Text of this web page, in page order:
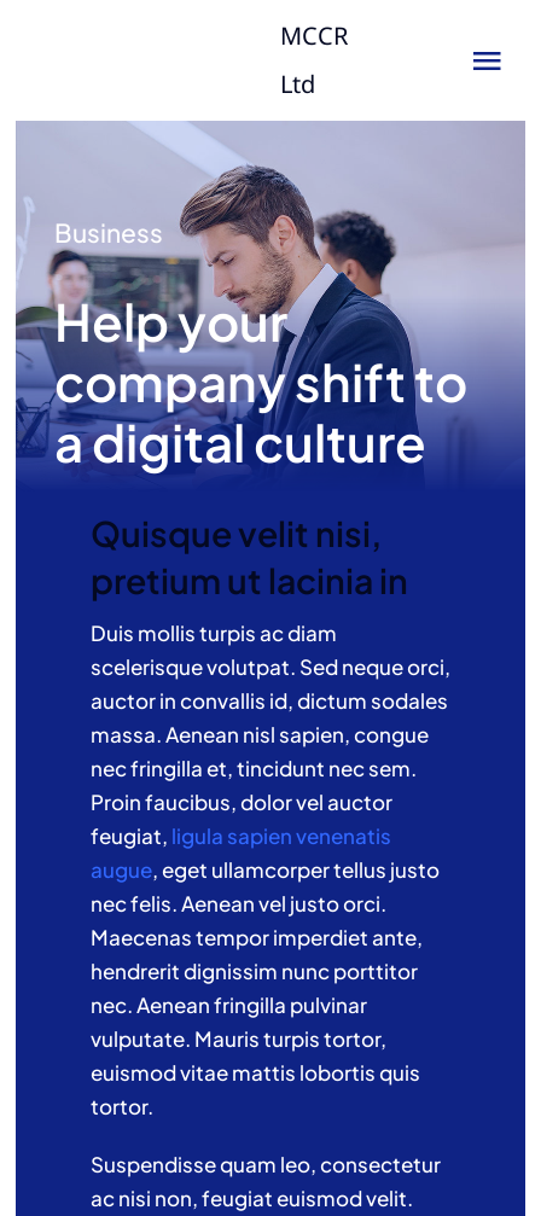
MCCR
Ltd
Business
Help your
company shift to
a digital culture
Quisque velit nisi,
pretium ut lacinia in
Duis mollis turpis ac diam
scelerisque volutpat. Sed neque orci,
auctor in convallis id, dictum sodales
massa. Aenean nisl sapien, congue
nec fringilla et, tincidunt nec sem.
Proin faucibus, dolor vel auctor
feugiat, ligula sapien venenatis
augue, eget ullamcorper tellus justo
nec felis. Aenean vel justo orci.
Maecenas tempor imperdiet ante,
hendrerit dignissim nunc porttitor
nec. Aenean fringilla pulvinar
vulputate. Mauris turpis tortor,
euismod vitae mattis lobortis quis
tortor.
Suspendisse quam leo, consectetur
ac nisi non, feugiat euismod velit.